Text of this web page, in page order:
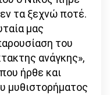
τα ξεχνώ ποτέ.
μας
του
ανάγκης»,
ήρθε και
μυθιστορήματος